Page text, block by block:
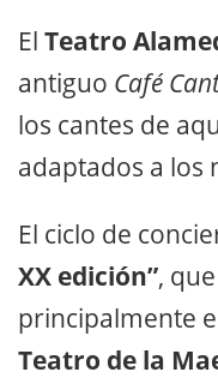
El Teatro
antiguo Café
los cantes de
adaptados a los
El ciclo de
XX edición”,
principalmente
Teatro de la